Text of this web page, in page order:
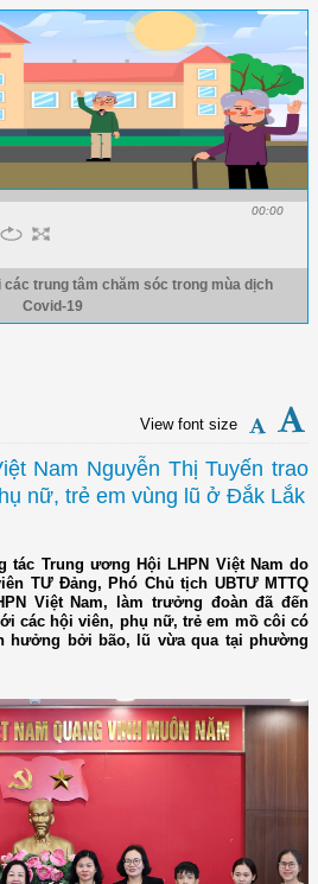
00:00
trung tâm chăm sóc trong mùa dịch
Covid-19
View font size
Nam Nguyễn Thị Tuyến trao
nữ, trẻ em vùng lũ ở Đắk Lắk
tác Trung ương Hội LHPN Việt Nam do
TƯ Đảng, Phó Chủ tịch UBTƯ MTTQ
Việt Nam, làm trưởng đoàn đã đến
các hội viên, phụ nữ, trẻ em mồ côi có
hưởng bởi bão, lũ vừa qua tại phường